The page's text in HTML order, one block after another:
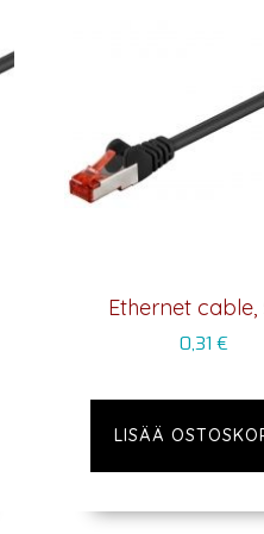
Ethernet cable,
0,31€
LISÄÄ